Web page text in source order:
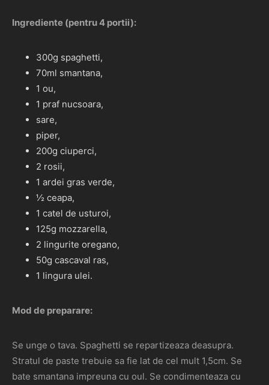
Ingrediente (pentru 4 portii):
300g spaghetti,
70ml smantana,
1 ou,
1 praf nucsoara,
sare,
piper,
200g ciuperci,
2 rosii,
1 ardei gras verde,
½ ceapa,
1 catel de usturoi,
125g mozzarella,
2 lingurite oregano,
50g cascaval ras,
1 lingura ulei.
Mod de preparare:
Se unge o tava. Spaghetti se repartizeaza deasupra.
Stratul de paste trebuie sa fie lat de cel mult 1,5cm. Se
bate smantana impreuna cu oul. Se condimenteaza cu